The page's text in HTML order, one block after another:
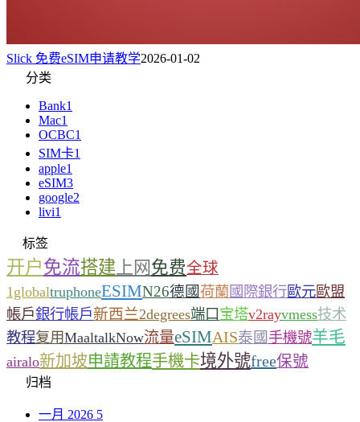
Slick 免费eSIM申请教学2026-01-02
分类
Bank1
Mac1
OCBC1
SIM卡1
apple1
eSIM3
google2
livi1
标签
开户免流搭建 上网免费全球
1globaltruphoneESIMN26德國荷蘭國際銀行歐元歐盟
帳戶銀行帳戶新西兰2degrees端口 宝塔v2rayvmess技术
教程复用MaaltalkNow流量eSIMAIS泰國 手機號羊毛
airalo新加坡申請教程手機卡境外號free保號
归档
一月 2026 5